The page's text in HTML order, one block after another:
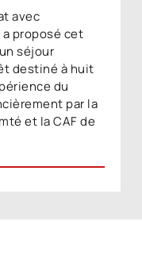
avec
a proposé cet
séjour
destiné à huit
du
par la
et la CAF de